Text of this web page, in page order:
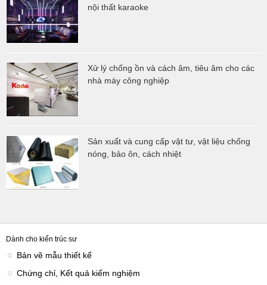
nội thất karaoke
Xử lý chống ồn và cách âm, tiêu âm cho các
nhà máy công nghiệp
Sản xuất và cung cấp vật tư, vật liệu chống
nóng, bảo ôn, cách nhiệt
Dành cho kiến trúc sư
Bản vẽ mẫu thiết kế
Chứng chỉ, Kết quả kiểm nghiệm